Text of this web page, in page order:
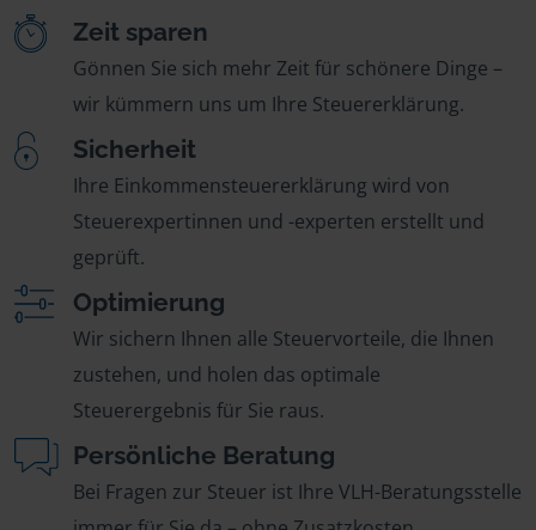
Zeit sparen
Gönnen Sie sich mehr Zeit für schönere Dinge –
wir kümmern uns um Ihre Steuererklärung.
Sicherheit
Ihre Einkommensteuererklärung wird von
Steuerexpertinnen und -experten erstellt und
geprüft.
Optimierung
Wir sichern Ihnen alle Steuervorteile, die Ihnen
zustehen, und holen das optimale
Steuerergebnis für Sie raus.
Persönliche Beratung
Bei Fragen zur Steuer ist Ihre VLH-Beratungsstelle